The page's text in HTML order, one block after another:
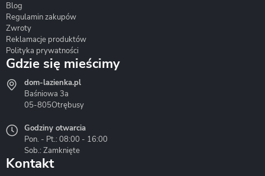
Hydrostop
Liveno
Blog
Regulamin zakupów
Zwroty
Reklamacje produktów
Polityka prywatności
Gdzie się mieścimy
dom-lazienka.pl
Baśniowa 3a
05-805Otrębusy
Godziny otwarcia
Pon. - Pt.: 08:00 - 16:00
Sob.: Zamknięte
Kontakt